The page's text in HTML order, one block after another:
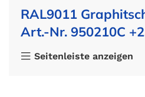
RAL9011
Art.-Nr. 950210C
Seitenleiste anzeigen